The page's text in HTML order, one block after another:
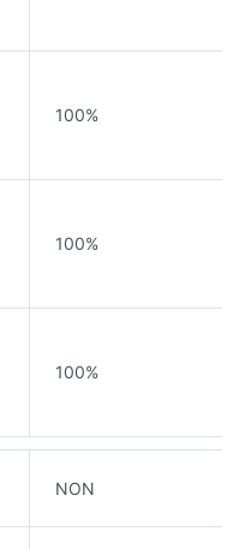
100%
100%
100%
NON